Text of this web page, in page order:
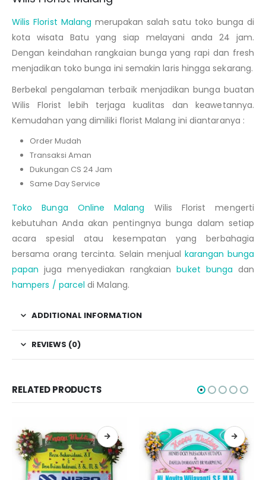
Wilis Florist Malang merupakan salah satu toko bunga di
kota wisata Batu yang siap melayani anda 24 jam.
Dengan keindahan rangkaian bunga yang rapi dan fresh
menjadikan toko bunga ini semakin laris hingga sekarang.
Berbekal pengalaman terbaik menjadikan bunga buatan
Wilis Florist lebih terjaga kualitas dan keawetannya.
Kemudahan yang dimiliki florist Malang ini diantaranya :
Order Mudah
Transaksi Aman
Dukungan CS 24 Jam
Same Day Service
Toko Bunga Online Malang Wilis Florist mengerti
kebutuhan Anda akan pentingnya bunga dalam setiap
acara spesial atau kesempatan yang berbahagia
bersama orang tercinta. Selain menjual karangan bunga
papan juga menyediakan rangkaianbuket bunga dan
hampers / parcel di Malang.
ADDITIONAL INFORMATION
REVIEWS (0)
RELATED PRODUCTS